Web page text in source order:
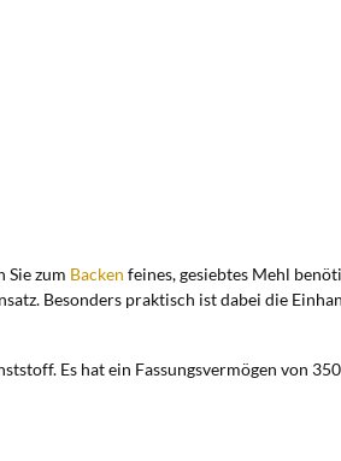
Sie zum Backen feines, gesiebtes Mehl
Besonders praktisch ist dabei die
Es hat ein Fassungsvermögen von